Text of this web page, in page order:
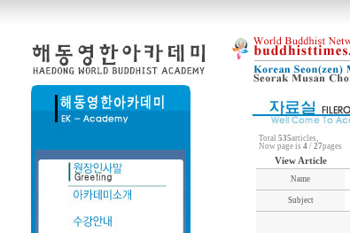
Total 535articles,
Now page is 4 / 27pages
View Article
Name
Subject